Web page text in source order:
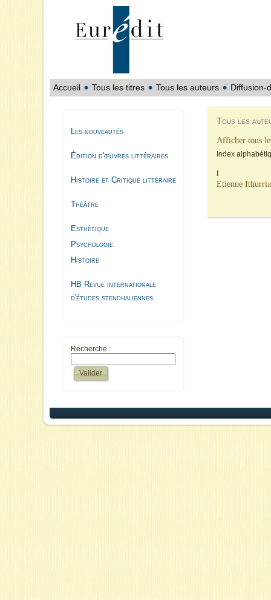
Accueil Tous les titres Tous les auteurs Diffusion-
Les nouveautés
Édition d'œuvres littéraires
Histoire et Critique littéraire
Théâtre
Esthétique
Psychologie
Histoire
HB Revue internationale
d'études stendhaliennes
Recherche :
Tous les
Afficher tous
Index
Etienne Ithurria